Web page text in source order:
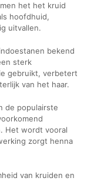
het het kruid
hoofdhuid,
uitvallen.
bekend
sterk
gebruikt, verbetert
van het haar.
de populairste
Het wordt vooral
zorgt henna
van kruiden en